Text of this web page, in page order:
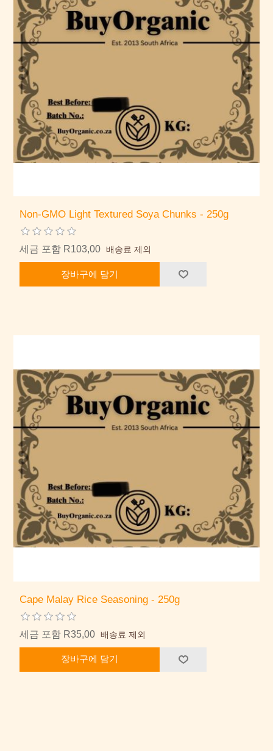
Non-GMO Light Textured Soya Chunks - 250g
세금 포함 R103,00 배송료 제외
장바구에 담기
Cape Malay Rice Seasoning - 250g
세금 포함 R35,00 배송료 제외
장바구에 담기